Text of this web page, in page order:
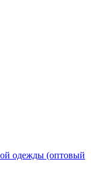
одежды (оптовый